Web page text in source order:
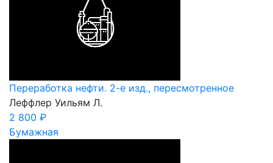
Переработка нефти. 2-е изд., пересмотренное
Леффлер Уильям Л.
2 800 ₽
Бумажная